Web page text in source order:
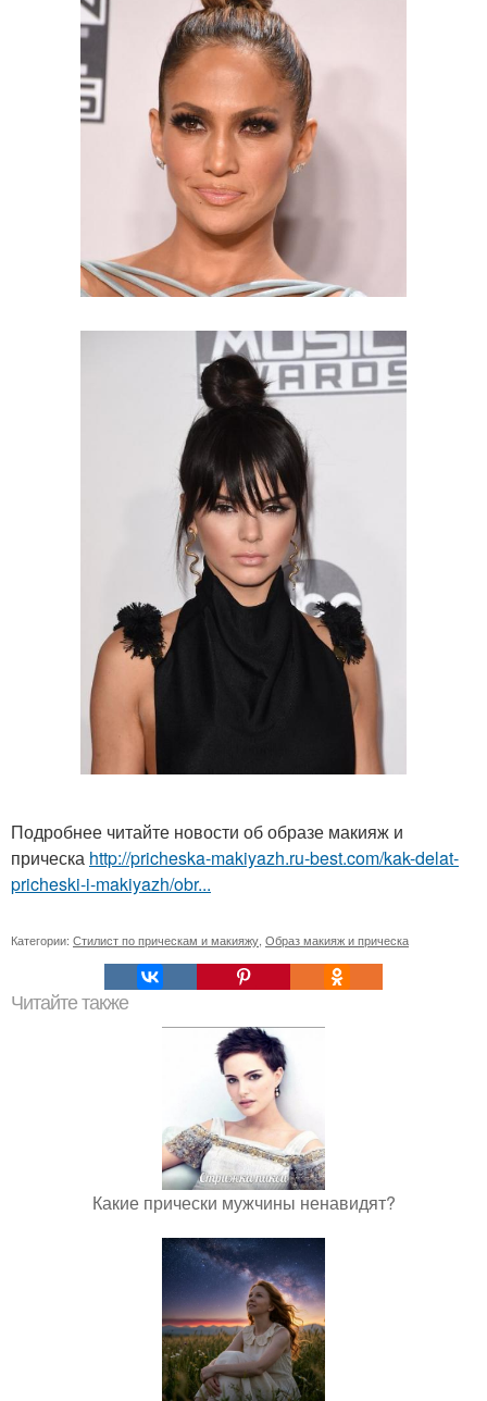
Подробнее читайте новости об образе макияж и
прическа http://pricheska-makiyazh.ru-best.com/kak-delat-
pricheski-i-makiyazh/obr...
Категории: Стилист по прическам и макияжу Образ макияж и прическа
Читайте также
Какие прически мужчины ненавидят?